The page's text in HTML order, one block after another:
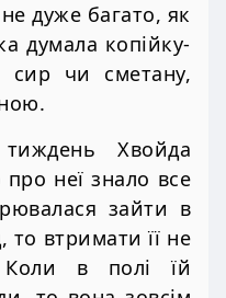
дуже багато, як
думала копійку-
сир чи сметану,
Хвойда
неї знало все
зайти в
втримати її не
в полі їй